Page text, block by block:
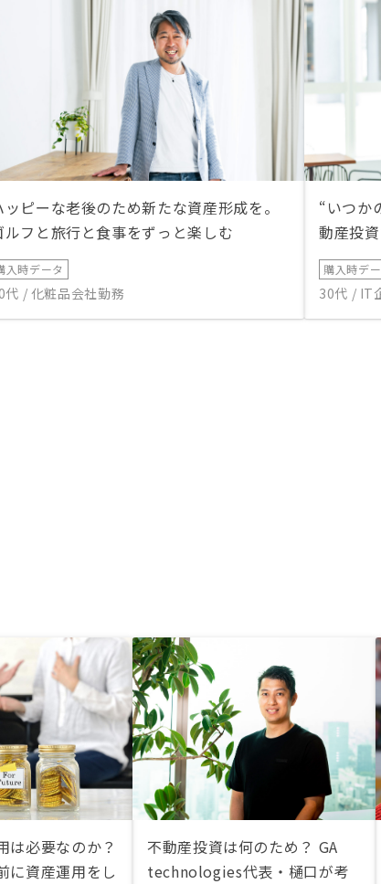
ッピーな老後のため新たな資産形成を。
ルフと旅行と食事をずっと楽しむ
入時データ
代 / 化粧品会社勤務
“いつか
動産投
購入時デ
30代 / IT
は必要なのか？
に資産運用をし
不動産投資は何のため？ GA
technologies代表・樋口が考